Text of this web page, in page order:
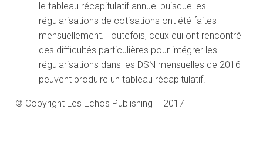
le tableau récapitulatif annuel puisque les
régularisations de cotisations ont été faites
mensuellement. Toutefois, ceux qui ont rencontré
des difficultés particulières pour intégrer les
régularisations dans les DSN mensuelles de 2016
peuvent produire un tableau récapitulatif.
© Copyright Les Echos Publishing – 2017